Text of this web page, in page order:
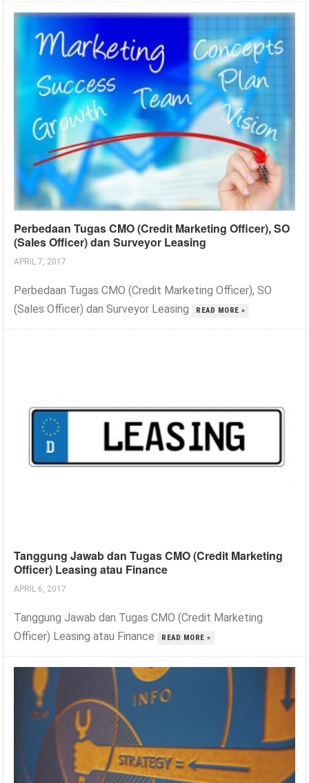
Perbedaan Tugas CMO (Credit Marketing Officer), SO
(Sales Officer) dan Surveyor Leasing
APRIL 7, 2017
Perbedaan Tugas CMO (Credit Marketing Officer), SO
(Sales Officer) dan Surveyor Leasing
READ MORE »
Tanggung Jawab dan Tugas CMO (Credit Marketing
Officer) Leasing atau Finance
APRIL 6, 2017
Tanggung Jawab dan Tugas CMO (Credit Marketing
Officer) Leasing atau Finance
READ MORE »